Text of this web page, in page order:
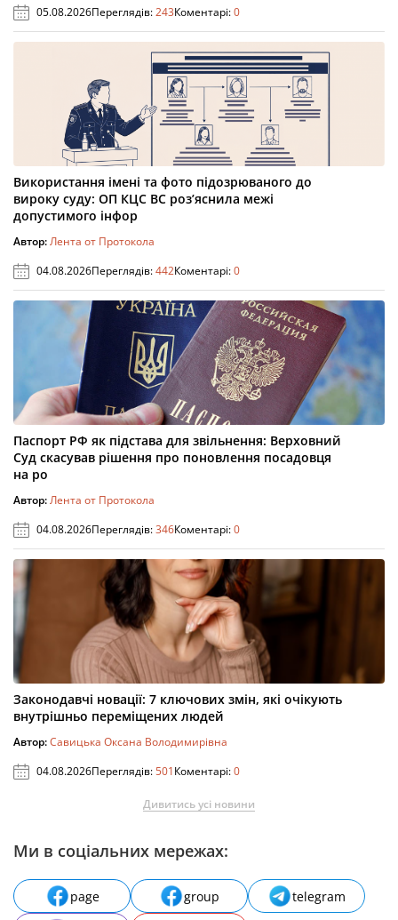
05.08.2026Переглядів:243Коментарі:0
Використання імені та фото підозрюваного до
вироку суду: ОП КЦС ВС роз’яснила межі
допустимого інфор
Автор:Лента от Протокола
04.08.2026Переглядів:442Коментарі:0
Паспорт РФ як підстава для звільнення: Верховний
Суд скасував рішення про поновлення посадовця
на ро
Автор:Лента от Протокола
04.08.2026Переглядів:346Коментарі:0
Законодавчі новації: 7 ключових змін, які очікують
внутрішньо переміщених людей
Автор:Савицька Оксана Володимирівна
04.08.2026Переглядів:501Коментарі:0
Дивитись усі новини
Ми в соціальних мережах:
page group
telegram